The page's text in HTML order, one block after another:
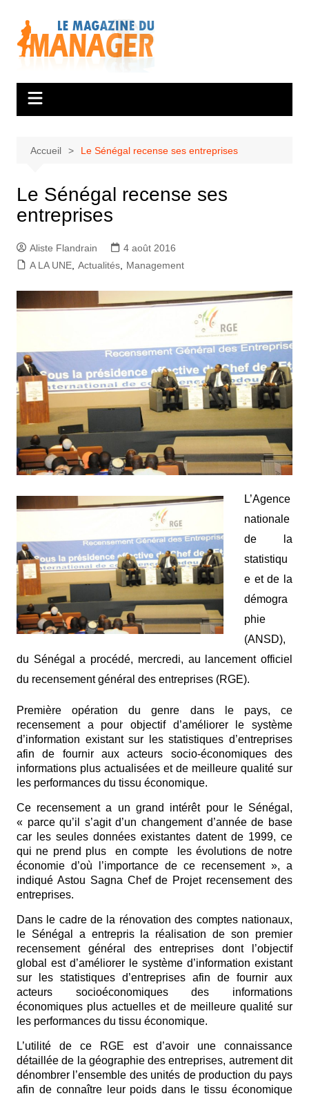
contenu
Accueil Le Sénégal recense ses entreprises
Le Sénégal recense ses
entreprises
Aliste Flandrain
4 août 2016
A LA UNE, Actualités, Management
L’Agence
nationale
de la
statistiqu
e et de la
démogra
phie
(ANSD),
du Sénégal a procédé, mercredi, au lancement officiel
du recensement général des entreprises (RGE).
Première opération du genre dans le pays, ce
recensement a pour objectif d’améliorer le système
d’information existant sur les statistiques d’entreprises
afin de fournir aux acteurs socio-économiques des
informations plus actualisées et de meilleure qualité sur
les performances du tissu économique.
Ce recensement a un grand intérêt pour le Sénégal,
« parce qu’il s’agit d’un changement d’année de base
car les seules données existantes datent de 1999, ce
qui ne prend plus en compte les évolutions de notre
économie d’où l’importance de ce recensement », a
indiqué Astou Sagna Chef de Projet recensement des
entreprises.
Dans le cadre de la rénovation des comptes nationaux,
le Sénégal a entrepris la réalisation de son premier
recensement général des entreprises dont l’objectif
global est d’améliorer le système d’information existant
sur les statistiques d’entreprises afin de fournir aux
acteurs socioéconomiques des informations
économiques plus actuelles et de meilleure qualité sur
les performances du tissu économique.
L’utilité de ce RGE est d’avoir une connaissance
détaillée de la géographie des entreprises, autrement dit
dénombrer l’ensemble des unités de production du pays
afin de connaître leur poids dans le tissu économique